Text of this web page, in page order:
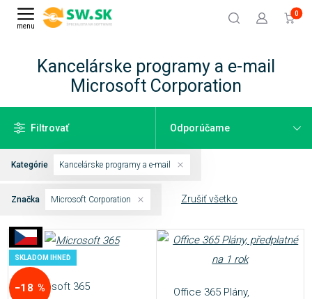
menu
0
Kancelárske programy a e-mail
Microsoft Corporation
Filtrovať
Kategórie Kancelárske programy a e-mail
Značka Microsoft Corporation Zrušiť všetko
SKLADOM IHNEĎ
−18 %
Microsoft 365
Office 365 Plány,